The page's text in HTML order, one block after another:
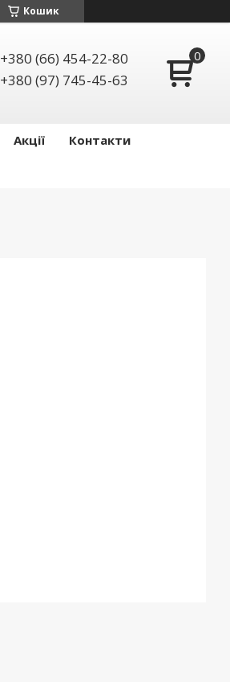
Кошик
+380 (66) 454-22-80
+380 (97) 745-45-63
Акції
Контакти